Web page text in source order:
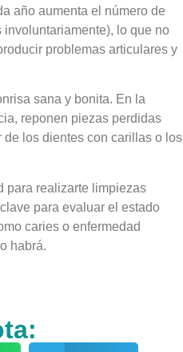
año aumenta el número de
lo que no
problemas articulares y
sana y bonita. En la
reponen piezas perdidas
los dientes con carillas o los
para realizarte limpiezas
para evaluar el estado
caries o enfermedad
habrá.